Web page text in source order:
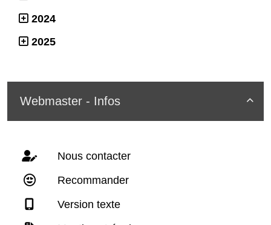
2024
2025

Webmaster - Infos
Nous contacter
Recommander
Version texte